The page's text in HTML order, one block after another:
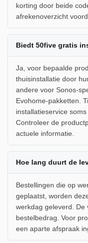
korting door beide
afrekenoverzicht
Biedt 50five gratis
Ja, voor bepaalde
thuisinstallatie door
andere voor Sonos-
Evohome-pakketten.
installatieservice
Controleer de
actuele informatie.
Hoe lang duurt de
Bestellingen die op
geplaatst, worden
werkdag geleverd. De
bestelbedrag. Voor
een aparte afspraak